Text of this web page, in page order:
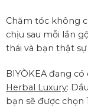
Chăm tóc không
chịu sau mỗi lần
thái và bạn thật sự
BIYÒKEA đang
Herbal Luxury:
bạn sẽ được chọn